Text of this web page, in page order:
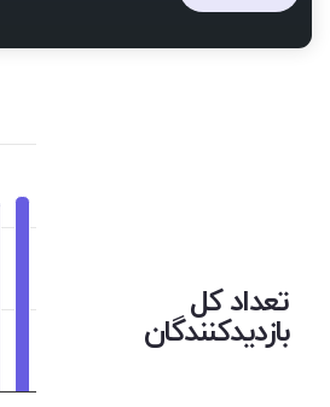
تعداد کل
بازدیدکنندگان